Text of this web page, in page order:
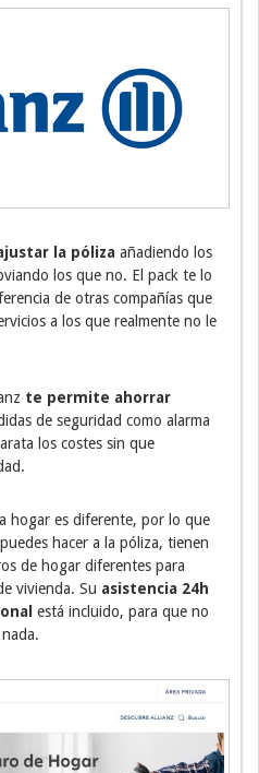
la póliza añadiendo los
los que no. El pack te lo
de otras compañías que
a los que realmente no le
te permite ahorrar
de seguridad como alarma
los costes sin que
hogar es diferente, por lo que
hacer a la póliza, tienen
de hogar diferentes para
vivienda. Su asistencia 24h
está incluido, para que no